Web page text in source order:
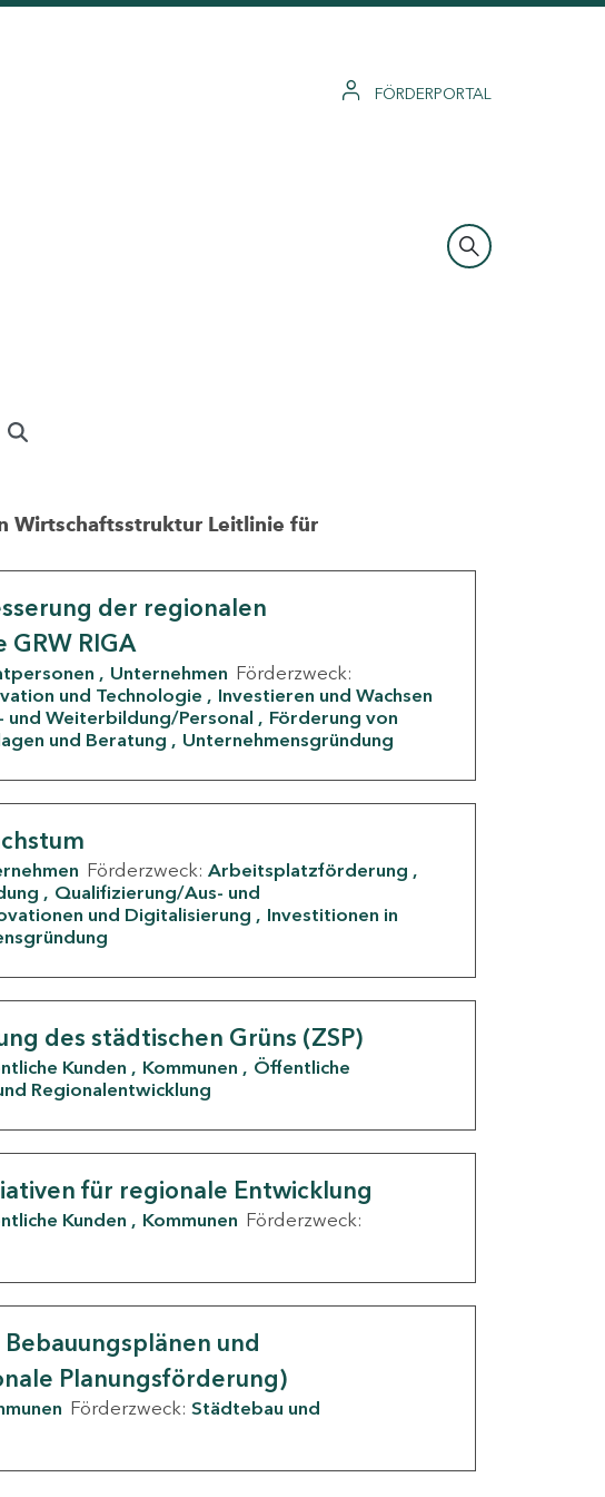
FÖRDERPORTAL
Wirtschaftsstruktur Leitlinie für
der regionalen
RIGA
Unternehmen Förderzweck:
und Technologie
Investieren und Wachsen
und Weiterbildung/Personal
Förderung von
und Beratung Unternehmensgründung
Förderzweck: Arbeitsplatzförderung
Qualifizierung/Aus- und
und Digitalisierung
Investitionen in
des städtischen Grüns (ZSP)
Kunden Kommunen
Öffentliche
Regionalentwicklung
für regionale Entwicklung
Kunden Kommunen Förderzweck:
und
Planungsförderung)
Förderzweck: Städtebau und